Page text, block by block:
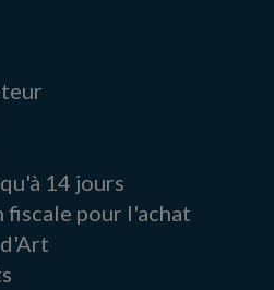
14 jours
fiscale pour l'achat